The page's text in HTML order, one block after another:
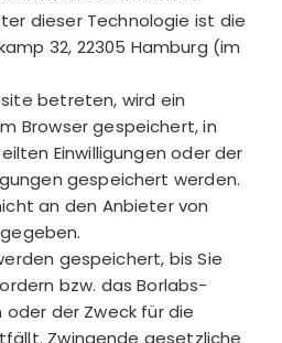
dieser Technologie ist die
32, 22305 Hamburg (im
betreten, wird ein
Browser gespeichert, in
Einwilligungen oder der
gespeichert werden.
an den Anbieter von
gespeichert, bis Sie
bzw. das Borlabs-
der Zweck für die
Zwingende gesetzliche